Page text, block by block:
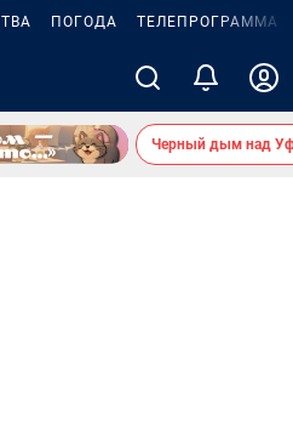
ПОГОДА ТЕЛЕПРОГРАММА
Черный дым над